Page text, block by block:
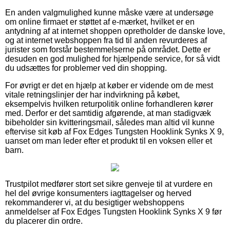
En anden valgmulighed kunne måske være at undersøge
om online firmaet er støttet af e-mærket, hvilket er en
antydning af at internet shoppen opretholder de danske love,
og at internet webshoppen fra tid til anden revurderes af
jurister som forstår bestemmelserne på området. Dette er
desuden en god mulighed for hjælpende service, for så vidt
du udsættes for problemer ved din shopping.
For øvrigt er det en hjælp at køber er vidende om de mest
vitale retningslinjer der har indvirkning på købet,
eksempelvis hvilken returpolitik online forhandleren kører
med. Derfor er det samtidig afgørende, at man stadigvæk
bibeholder sin kvitteringsmail, således man altid vil kunne
eftervise sit køb af Fox Edges Tungsten Hooklink Synks X 9,
uanset om man leder efter et produkt til en voksen eller et
barn.
Trustpilot medfører stort set sikre genveje til at vurdere en
hel del øvrige konsumenters iagttagelser og herved
rekommanderer vi, at du besigtiger webshoppens
anmeldelser af Fox Edges Tungsten Hooklink Synks X 9 før
du placerer din ordre.